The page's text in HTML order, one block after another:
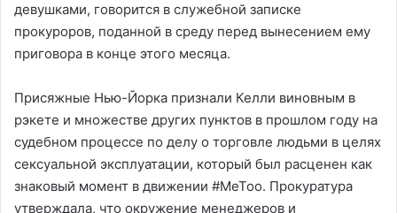
девушками, говорится в служебной записке
прокуроров, поданной в среду перед вынесением ему
приговора в конце этого месяца.
Присяжные Нью-Йорка признали Келли виновным в
рэкете и множестве других пунктов в прошлом году на
судебном процессе по делу о торговле людьми в целях
сексуальной эксплуатации, который был расценен как
знаковый момент в движении #MeToo. Прокуратура
утверждала, что окружение менеджеров и